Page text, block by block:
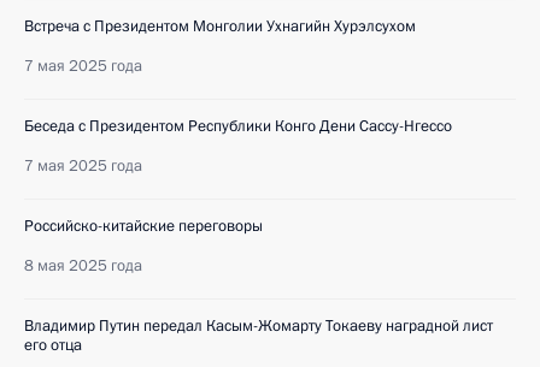
Встреча с Президентом Монголии Ухнагийн Хурэлсухом
7 мая 2025 года
Беседа с Президентом Республики Конго Дени Сассу-Нгессо
7 мая 2025 года
Российско-китайские переговоры
8 мая 2025 года
Владимир Путин передал Касым-Жомарту Токаеву наградной лист
его отца